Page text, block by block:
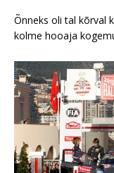
Õnneks oli tal kõrval
kolme hooaja